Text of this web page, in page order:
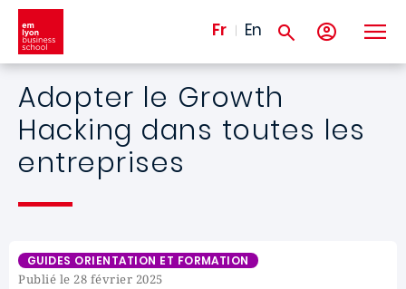
Aller au contenu principal
Fr En
Adopter le Growth
Hacking dans toutes les
entreprises
GUIDES ORIENTATION ET FORMATION
Publié le 28 février 2025